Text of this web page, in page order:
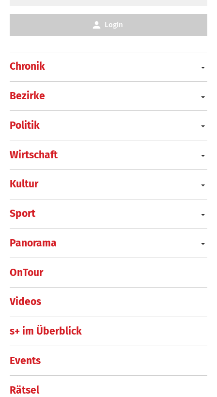
Chronik
Bezirke
Politik
Wirtschaft
Kultur
Sport
Panorama
OnTour
Videos
s+ im Überblick
Events
Rätsel
Login